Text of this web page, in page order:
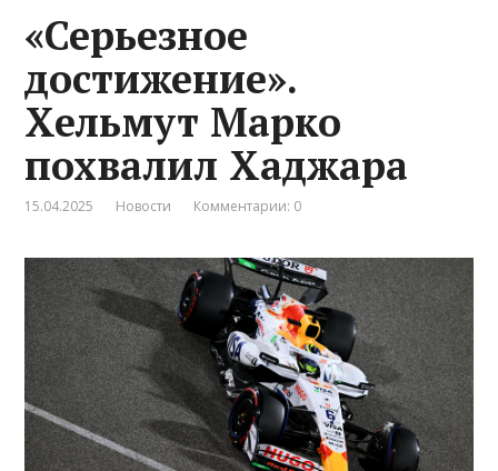
«Серьезное
достижение».
Хельмут Марко
похвалил Хаджара
15.04.2025 Новости Комментарии: 0